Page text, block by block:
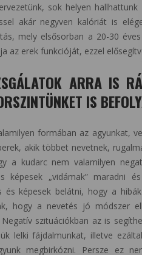
sok helyen hallhattunk
akár negyven kalóriát is
mely elsősorban a 20-30
az erek funkcióját, ezzel
ARRA IS
IS
formában az agyunkat,
akik többet nevetnek,
a kudarc nem valamilyen
képesek „vidámak” maradni
és képesek belátni, hogy a
hogy a nevetés jó módszer
Negatív szituációkban az is
lelki fájdalmunkat, illetve
megbirkózni. Persze ez